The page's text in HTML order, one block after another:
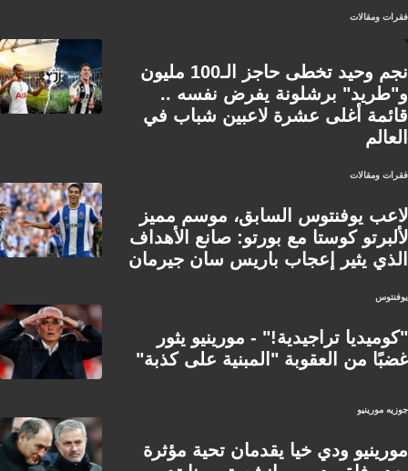
فقرات ومقالات
نجم وحيد تخطى حاجز الـ100 مليون
و"طريد" برشلونة يفرض نفسه ..
قائمة أغلى عشرة لاعبين شباب في
العالم
فقرات ومقالات
لاعب يوفنتوس السابق، موسم مميز
لألبرتو كوستا مع بورتو: صانع الأهداف
الذي يثير إعجاب باريس سان جيرمان
يوفنتوس
"كوميديا تراجيدية!" - مورينيو يثور
غضبًا من العقوبة "المبنية على كذبة"
جوزيه مورينيو
مورينيو ودي خيا يقدمان تحية مؤثرة